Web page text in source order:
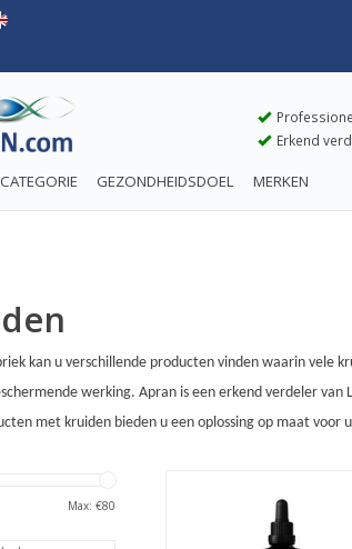
Erkend
CATEGORIE GEZONDHEIDSDOEL MERKEN
kan u verschillende producten vinden waarin vele
werking. Apran is een erkend verdeler van
met kruiden bieden u een oplossing op maat voor
Max: €80